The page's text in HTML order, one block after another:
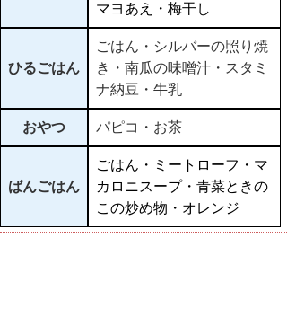
マヨあえ・梅干し
ひるごはん
ごはん・シルバーの照り焼
き・南瓜の味噌汁・スタミ
ナ納豆・牛乳
おやつ パピコ・お茶
ばんごはん
ごはん・ミートローフ・マ
カロニスープ・青菜ときの
この炒め物・オレンジ